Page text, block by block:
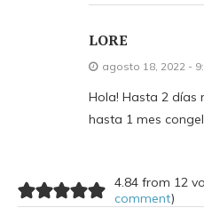
LORE
agosto 18, 2022 -
Hola! Hasta 2 días
hasta 1 mes
4.84 from 12
comment)